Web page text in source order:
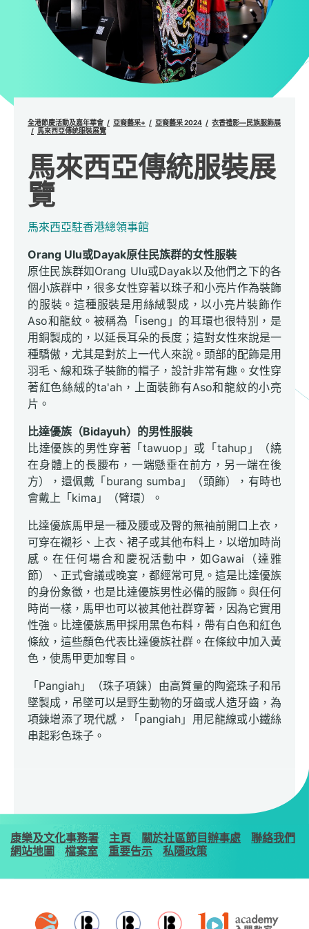
全港節慶活動及嘉年華會 亞裔藝采+ 亞裔藝采 2024
衣香禮影—民族服飾展
馬來西亞傳統服裝展覽
馬來西亞傳統服裝展
覽
馬來西亞駐香港總領事館
Orang Ulu或Dayak原住民族群的女性服裝
原住民族群如Orang Ulu或Dayak以及他們之下的各
個小族群中，很多女性穿著以珠子和小亮片作為裝飾
的服裝。這種服裝是用絲絨製成，以小亮片裝飾作
Aso和龍紋。被稱為「iseng」的耳環也很特別，是
用銅製成的，以延長耳朵的長度；這對女性來說是一
種驕傲，尤其是對於上一代人來說。頭部的配飾是用
羽毛、線和珠子裝飾的帽子，設計非常有趣。女性穿
著紅色絲絨的ta'ah，上面裝飾有Aso和龍紋的小亮
片。
比達優族（Bidayuh）的男性服裝
比達優族的男性穿著「tawuop」或「tahup」（繞
在身體上的長腰布，一端懸垂在前方，另一端在後
方），還佩戴「burang sumba」（頭飾），有時也
會戴上「kima」（臂環）。
比達優族馬甲是一種及腰或及臀的無袖前開口上衣，
可穿在襯衫、上衣、裙子或其他布料上，以增加時尚
感。在任何場合和慶祝活動中，如Gawai（達雅
節）、正式會議或晚宴，都經常可見。這是比達優族
的身份象徵，也是比達優族男性必備的服飾。與任何
時尚一樣，馬甲也可以被其他社群穿著，因為它實用
性強。比達優族馬甲採用黑色布料，帶有白色和紅色
條紋，這些顏色代表比達優族社群。在條紋中加入黃
色，使馬甲更加奪目。
「Pangiah」（珠子項鍊）由高質量的陶瓷珠子和吊
墜製成，吊墜可以是野生動物的牙齒或人造牙齒，為
項鍊增添了現代感，「pangiah」用尼龍線或小鐵絲
串起彩色珠子。
康樂及文化事務署 主頁 關於社區節目辦事處
聯絡我們
網站地圖
檔案室 重要告示 私隱政策